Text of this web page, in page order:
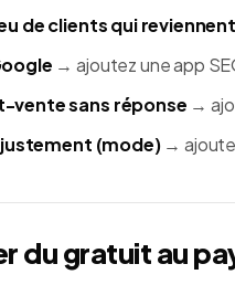
de clients qui reviennent
→ ajoutez une app
vente sans réponse →
(mode)→
du gratuit au